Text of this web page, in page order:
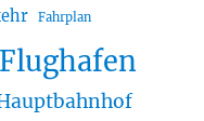
Fahrplan
Flughafen